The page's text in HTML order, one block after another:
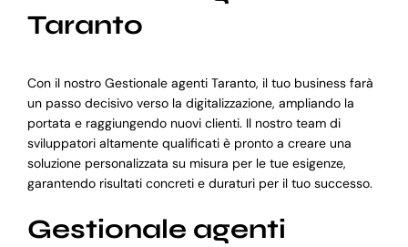
Taranto
Con il nostro Gestionale agenti Taranto, il tuo business farà
un passo decisivo verso la digitalizzazione, ampliando la
portata e raggiungendo nuovi clienti. Il nostro team di
sviluppatori altamente qualificati è pronto a creare una
soluzione personalizzata su misura per le tue esigenze,
garantendo risultati concreti e duraturi per il tuo successo.
Gestionale agenti